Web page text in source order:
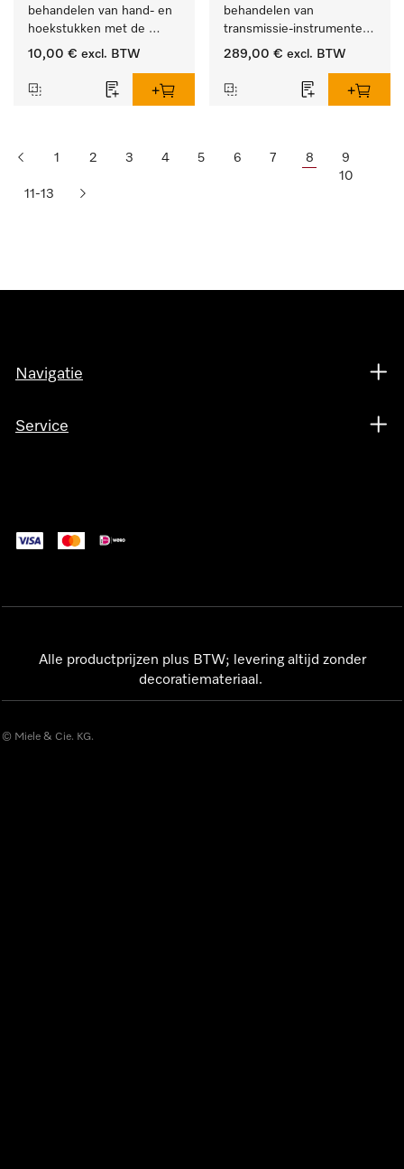
behandelen van hand- en
hoekstukken met de
houder APWD 068
10,00 € excl. BTW
behandelen van
transmissie-instrumenten
met externe spray.
289,00 € excl. BTW
1 2 3 4 5 6 7 8
9
10
11-13
Navigatie
Service
Alle productprijzen plus BTW; levering altijd zonder
decoratiemateriaal.
© Miele & Cie. KG.